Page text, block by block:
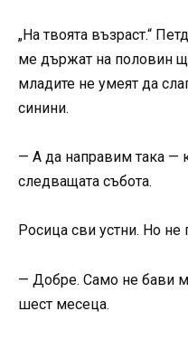
„На твоята възраст.“
ме държат на половин
младите не умеят да
синини.
— А да направим така —
следващата събота.
Росица сви устни. Но не
— Добре. Само не бави
шест месеца.